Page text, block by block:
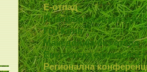
Е-отпад
Платформа за
Гоу Клин
Македонија без отпад
Енергетска ефикасност
Регионална